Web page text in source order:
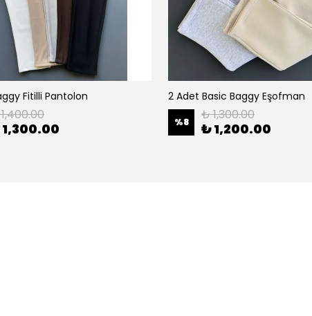
Fitilli Pantolon 2 Adet Basic Baggy Eşofman
%8 ₺ 1,300.00
₺ 1,200.00